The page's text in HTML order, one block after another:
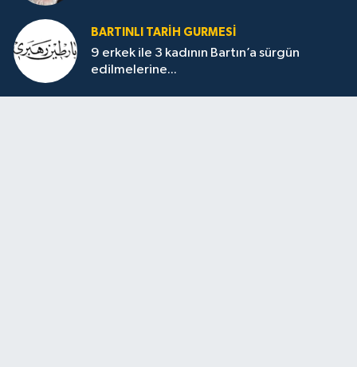
BARTINLI TARIH GURMESI
9 erkek ile 3 kadının Bartın’a sürgün
edilmelerine...